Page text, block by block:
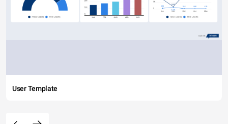
User Template